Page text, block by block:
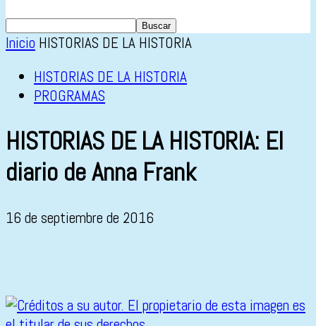
Inicio HISTORIAS DE LA HISTORIA
HISTORIAS DE LA HISTORIA
PROGRAMAS
HISTORIAS DE LA HISTORIA: El
diario de Anna Frank
16 de septiembre de 2016